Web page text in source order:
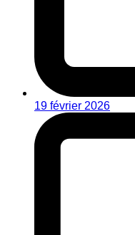
19 février 2026